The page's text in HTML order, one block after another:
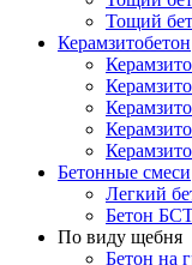
Тощий
Керамзитобетон
Бетонные смеси
Легкий
Бетон
По виду щебня
Бетон на